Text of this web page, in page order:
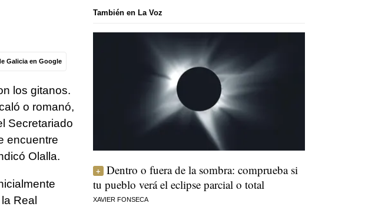
Galicia en Google
los gitanos.
o romanó,
Secretariado
encuentre
Olalla.
Real
También en La Voz
Dentro o fuera de la sombra: comprueba si
tu pueblo verá el eclipse parcial o total
XAVIER FONSECA